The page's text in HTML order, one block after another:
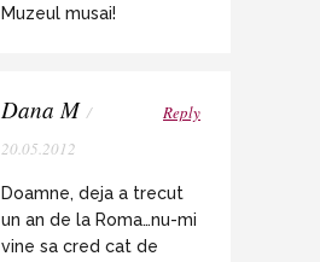
Muzeul musai!
Dana M /
20.05.2012
Reply
Doamne, deja a trecut
un an de la Roma…nu-mi
vine sa cred cat de